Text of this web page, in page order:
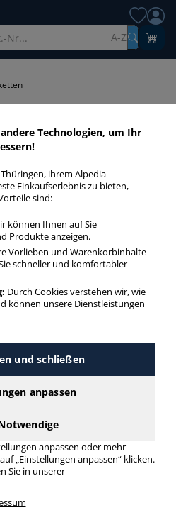
A-Z
Etiketten >
Etiketten
bester Qualität zum günstigen
Zahlen-Etiketten mit
Folienetiketten
Technologien, um Ihr
ihrem Alpedia
Einkaufserlebnis zu bieten,
sind:
können Ihnen auf Sie
Produkte anzeigen.
Vorlieben und Warenkorbinhalte
schneller und komfortabler
Durch Cookies verstehen wir, wie
können unsere Dienstleistungen
und schließen
anpassen
anpassen oder mehr
„Einstellungen anpassen“ klicken.
Sie in unserer